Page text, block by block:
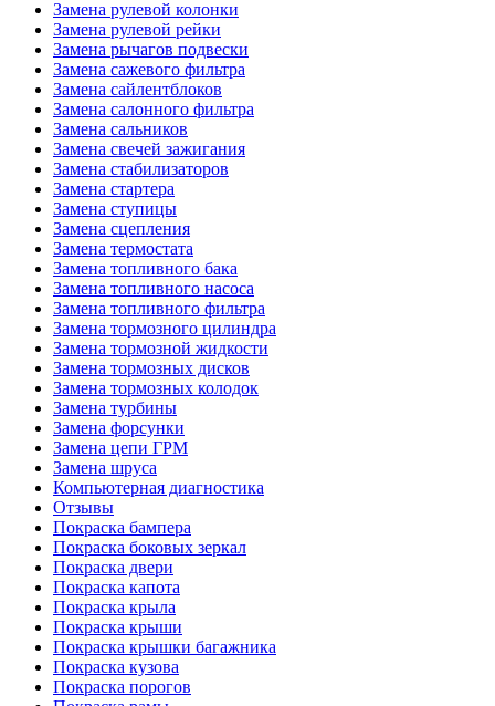
Замена рулевой колонки
Замена рулевой рейки
Замена рычагов подвески
Замена сажевого фильтра
Замена сайлентблоков
Замена салонного фильтра
Замена сальников
Замена свечей зажигания
Замена стабилизаторов
Замена стартера
Замена ступицы
Замена сцепления
Замена термостата
Замена топливного бака
Замена топливного насоса
Замена топливного фильтра
Замена тормозного цилиндра
Замена тормозной жидкости
Замена тормозных дисков
Замена тормозных колодок
Замена турбины
Замена форсунки
Замена цепи ГРМ
Замена шруса
Компьютерная диагностика
Отзывы
Покраска бампера
Покраска боковых зеркал
Покраска двери
Покраска капота
Покраска крыла
Покраска крыши
Покраска крышки багажника
Покраска кузова
Покраска порогов